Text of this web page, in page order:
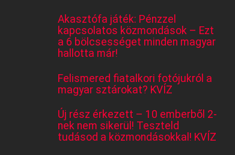
Akasztófa játék: Pénzzel
kapcsolatos közmondások – Ezt
a 6 bölcsességet minden magyar
hallotta már!
Felismered fiatalkori fotójukról a
magyar sztárokat? KVÍZ
Új rész érkezett – 10 emberből 2-
nek nem sikerül! Teszteld
tudásod a közmondásokkal! KVÍZ